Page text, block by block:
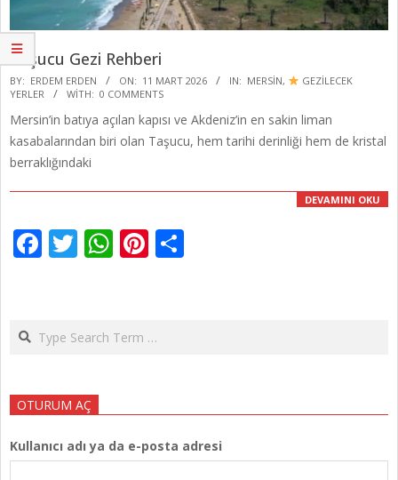
Taşucu Gezi Rehberi
2026-
03-
11
BY: ERDEM ERDEN ON: 11 MART 2026 IN: MERSIN,
GEZİLECEK
YERLER
WITH: 0 COMMENTS
Mersin’in batıya açılan kapısı ve Akdeniz’in en sakin liman
kasabalarından biri olan Taşucu, hem tarihi derinliği hem de kristal
berraklığındaki
DEVAMINI OKU
Facebook
Twitter
WhatsApp
Pinterest
Search
OTURUM AÇ
Kullanıcı adı ya da e-posta adresi